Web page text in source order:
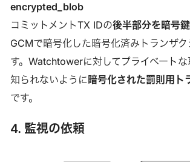
encrypted_blob
コミットメントTX IDの後半部分を暗号鍵
GCMで暗号化した暗号化済みトランザ
す。Watchtowerに対してプライベート
知られないように 暗号化された罰則用ト
です。
4. 監視の依頼